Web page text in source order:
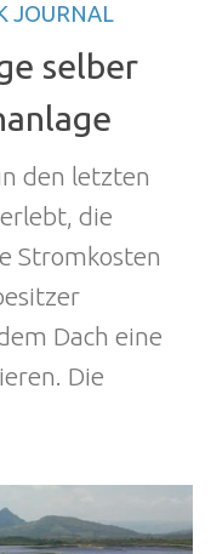
JOURNAL
selber
den letzten
die
Stromkosten
Dach eine
Die